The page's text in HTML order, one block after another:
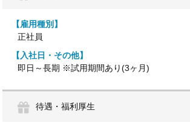
【雇用種別】
正社員
【入社日・その他】
即日～長期 ※試用期間あり(3ヶ月)
待遇・福利厚生